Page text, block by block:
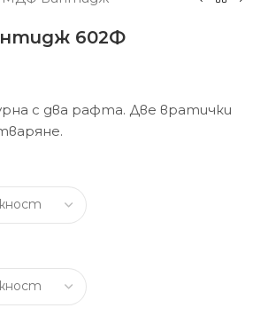
602Ф
с два рафта. Две вратички